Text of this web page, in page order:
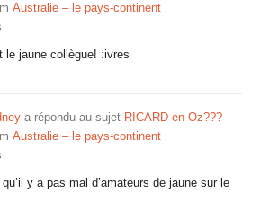
Australie – le pays-continent
le jaune collègue! :ivres
a répondu au sujet RICARD en Oz???
Australie – le pays-continent
y a pas mal d’amateurs de jaune sur le